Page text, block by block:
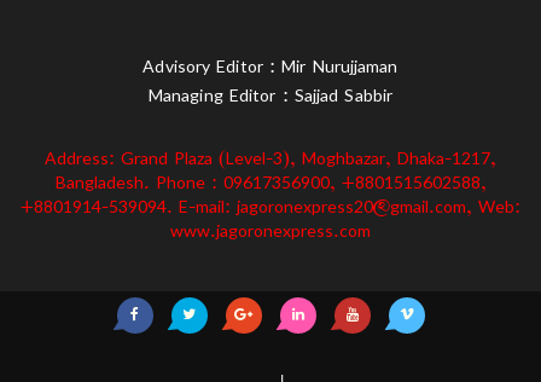
Advisory Editor : Mir Nurujjaman
Managing Editor : Sajjad Sabbir
Address: Grand Plaza (Level-3), Moghbazar, Dhaka-1217,
Bangladesh. Phone : 09617356900, +8801515602588,
+8801914-539094. E-mail: jagoronexpress20@gmail.com, Web:
www.jagoronexpress.com